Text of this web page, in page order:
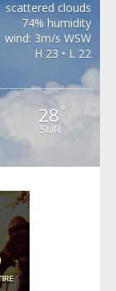
scattered clouds
74% humidity
wind: 3m/s WSW
H 23 • L 22
28 °
SUN